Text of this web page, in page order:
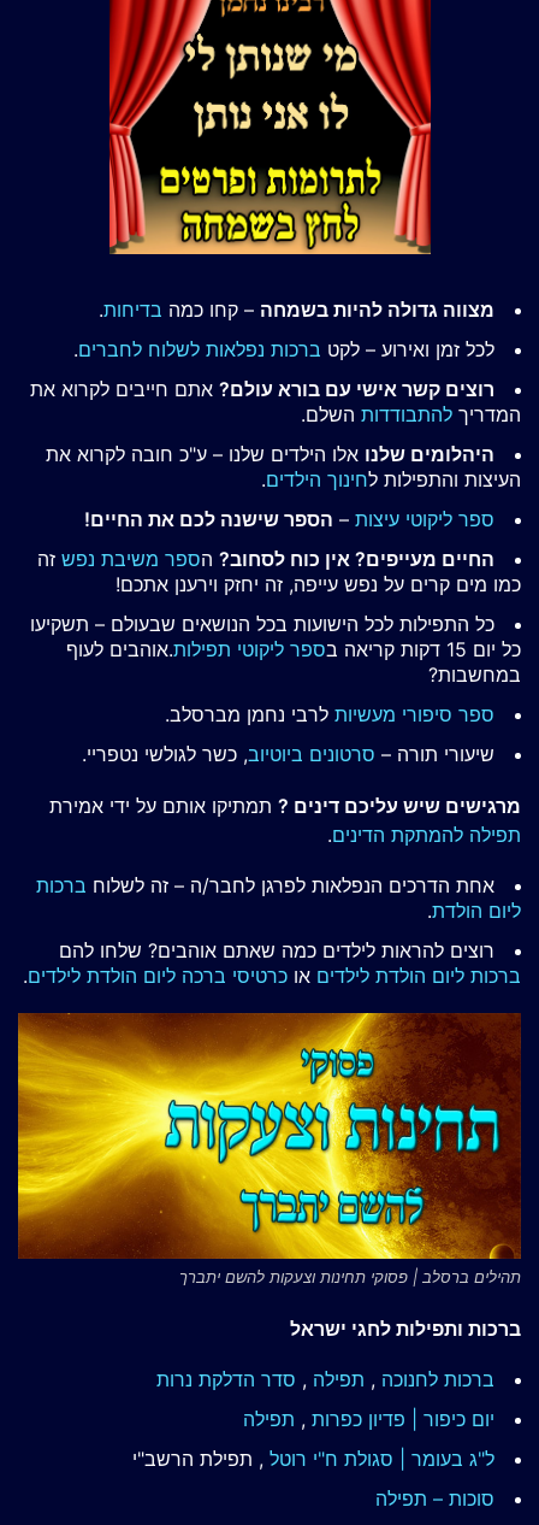
מצווה גדולה להיות בשמחה – קחו כמה בדיחות.
לכל זמן ואירוע – לקט ברכות נפלאות לשלוח לחברים.
רוצים קשר אישי עם בורא עולם? אתם חייבים לקרוא את
המדריך להתבודדות השלם.
היהלומים שלנו אלו הילדים שלנו – ע"כ חובה לקרוא את
העיצות והתפילות לחינוך הילדים.
ספר ליקוטי עיצות – הספר שישנה לכם את החיים!
החיים מעייפים? אין כוח לסחוב? הספר משיבת נפש זה
כמו מים קרים על נפש עייפה, זה יחזק וירענן אתכם!
כל התפילות לכל הישועות בכל הנושאים שבעולם – תשקיעו
כל יום 15 דקות קריאה ב
ספר ליקוטי תפילות.אוהבים לעוף
במחשבות?
ספר סיפורי מעשיות לרבי נחמן מברסלב.
שיעורי תורה – סרטונים ביוטיוב, כשר לגולשי נטפריי.
מרגישים שיש עליכם דינים ? תמתיקו אותם על ידי אמירת
תפילה להמתקת הדינים.
אחת הדרכים הנפלאות לפרגן לחבר/ה – זה לשלוח ברכות
ליום הולדת.
רוצים להראות לילדים כמה שאתם אוהבים? שלחו להם
ברכות ליום הולדת לילדים או כרטיסי ברכה ליום הולדת לילדים.
תהילים ברסלב | פסוקי תחינות וצעקות להשם יתברך
ברכות ותפילות לחגי ישראל
ברכות לחנוכה , תפילה , סדר הדלקת נרות
יום כיפור | פדיון כפרות , תפילה
ל"ג בעומר | סגולת ח"י רוטל , תפילת הרשב"י
סוכות – תפילה